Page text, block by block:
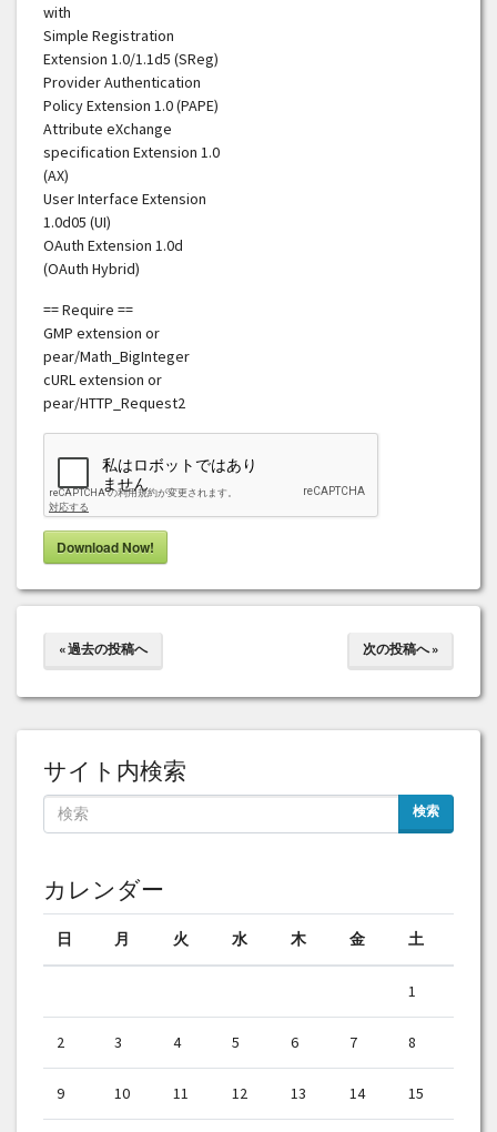
with
Simple Registration
Extension 1.0/1.1d5 (SReg)
Provider Authentication
Policy Extension 1.0 (PAPE)
Attribute eXchange
specification Extension 1.0
(AX)
User Interface Extension
1.0d05 (UI)
OAuth Extension 1.0d
(OAuth Hybrid)
== Require ==
GMP extension or
pear/Math_BigInteger
cURL extension or
pear/HTTP_Request2
Download Now!
« 過去の投稿へ 次の投稿へ »
サイト内検索
検索
カレンダー
日 月 火 水 木 金 土
1
2 3 4 5 6 7 8
9 10 11 12 13 14 15